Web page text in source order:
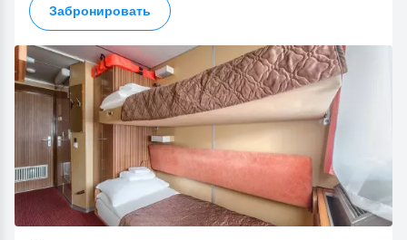
Забронировать